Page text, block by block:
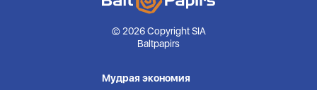
© 2026 Copyright SIA
Baltpapirs
Мудрая экономия